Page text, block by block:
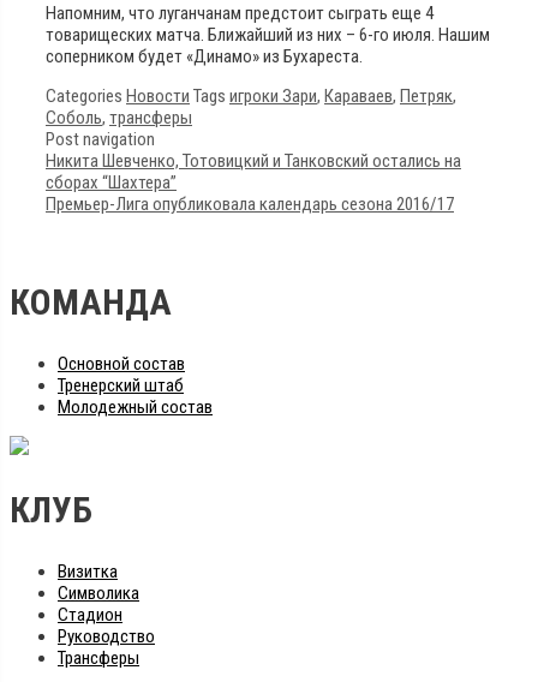
Напомним, что луганчанам предстоит сыграть еще 4
товарищеских матча. Ближайший из них – 6-го июля. Нашим
соперником будет «Динамо» из Бухареста.
Categories Новости Tags игроки Зари, Караваев, Петряк,
Соболь, трансферы
Post navigation
Никита Шевченко, Тотовицкий и Танковский остались на
сборах “Шахтера”
Премьер-Лига опубликовала календарь сезона 2016/17
КОМАНДА
Основной состав
Тренерский штаб
Молодежный состав
КЛУБ
Визитка
Символика
Стадион
Руководство
Трансферы